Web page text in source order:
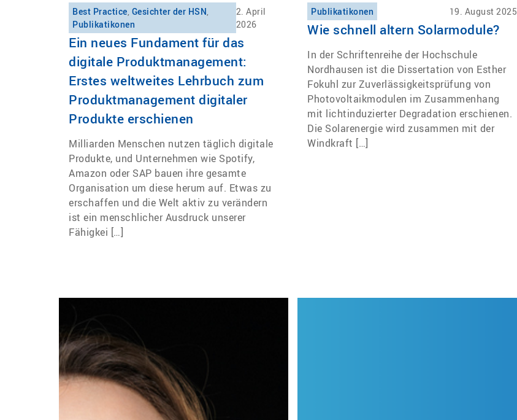
Best Practice, Gesichter der HSN,
Publikatikonen
2. April
2026
Ein neues Fundament für das
digitale Produktmanagement:
Erstes weltweites Lehrbuch zum
Produktmanagement digitaler
Produkte erschienen
Milliarden Menschen nutzen täglich digitale
Produkte, und Unternehmen wie Spotify,
Amazon oder SAP bauen ihre gesamte
Organisation um diese herum auf. Etwas zu
erschaffen und die Welt aktiv zu verändern
ist ein menschlicher Ausdruck unserer
Fähigkei […]
Publikatikonen 19. August 2025
Wie schnell altern Solarmodule?
In der Schriftenreihe der Hochschule
Nordhausen ist die Dissertation von Esther
Fokuhl zur Zuverlässigkeitsprüfung von
Photovoltaikmodulen im Zusammenhang
mit lichtinduzierter Degradation erschienen.
Die Solarenergie wird zusammen mit der
Windkraft […]